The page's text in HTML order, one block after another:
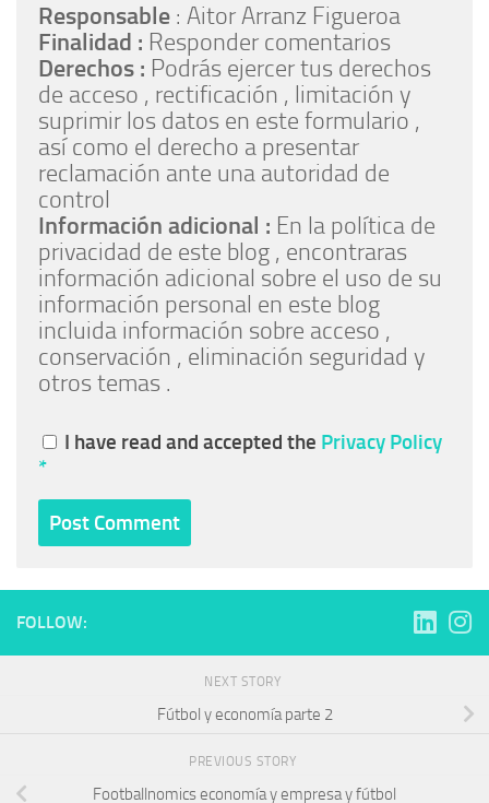
Responsable : Aitor Arranz Figueroa
Finalidad : Responder comentarios
Derechos : Podrás ejercer tus derechos
de acceso , rectificación , limitación y
suprimir los datos en este formulario ,
así como el derecho a presentar
reclamación ante una autoridad de
control
Información adicional : En la política de
privacidad de este blog , encontraras
información adicional sobre el uso de su
información personal en este blog
incluida información sobre acceso ,
conservación , eliminación seguridad y
otros temas .
I have read and accepted the Privacy Policy
*
FOLLOW:
NEXT STORY
Fútbol y economía parte 2
PREVIOUS STORY
Footballnomics economía y empresa y fútbol